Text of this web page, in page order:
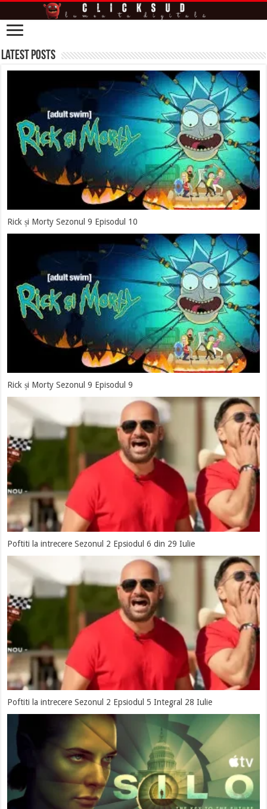
Latest Posts
Rick și Morty Sezonul 9 Episodul 10
Rick și Morty Sezonul 9 Episodul 9
Poftiti la intrecere Sezonul 2 Epsiodul 6 din 29 Iulie
Poftiti la intrecere Sezonul 2 Epsiodul 5 Integral 28 Iulie